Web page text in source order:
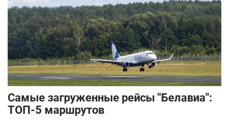
Самые загруженные рейсы "Белавиа":
ТОП-5 маршрутов